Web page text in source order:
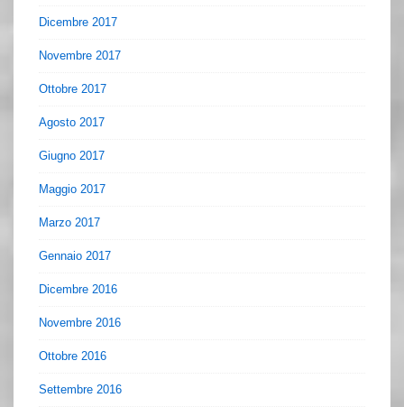
Dicembre 2017
Novembre 2017
Ottobre 2017
Agosto 2017
Giugno 2017
Maggio 2017
Marzo 2017
Gennaio 2017
Dicembre 2016
Novembre 2016
Ottobre 2016
Settembre 2016